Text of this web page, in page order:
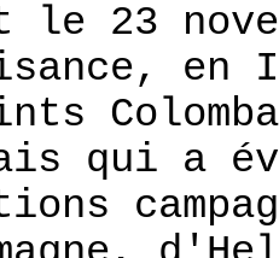
le 23
qui a